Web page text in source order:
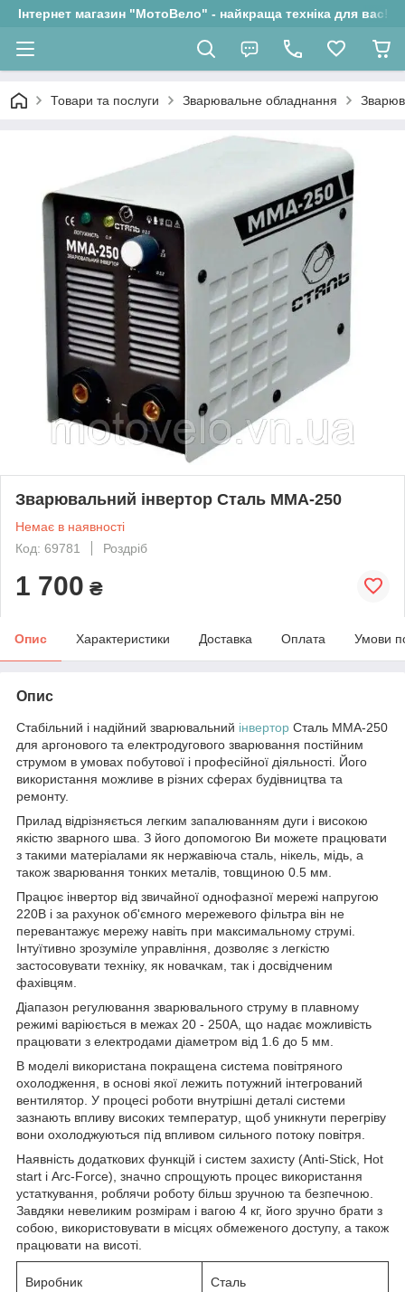
Інтернет магазин "МотоВело" - найкраща техніка для вас!
Товари та послуги Зварювальне обладнання
Зварювальний інвертор Сталь ММА-250
Немає в наявності
Код: 69781
Роздріб
1 700 ₴
Опис Характеристики Доставка Оплата Умови
Опис
Стабільний і надійний зварювальний інвертор Сталь ММА-250
для аргонового та електродугового зварювання постійним
струмом в умовах побутової і професійної діяльності. Його
використання можливе в різних сферах будівництва та
ремонту.
Прилад відрізняється легким запалюванням дуги і високою
якістю зварного шва. З його допомогою Ви можете працювати
з такими матеріалами як нержавіюча сталь, нікель, мідь, а
також зварювання тонких металів, товщиною 0.5 мм.
Працює інвертор від звичайної однофазної мережі напругою
220В і за рахунок об'ємного мережевого фільтра він не
перевантажує мережу навіть при максимальному струмі.
Інтуїтивно зрозуміле управління, дозволяє з легкістю
застосовувати техніку, як новачкам, так і досвідченим
фахівцям.
Діапазон регулювання зварювального струму в плавному
режимі варіюється в межах 20 - 250А, що надає можливість
працювати з електродами діаметром від 1.6 до 5 мм.
В моделі використана покращена система повітряного
охолодження, в основі якої лежить потужний інтегрований
вентилятор. У процесі роботи внутрішні деталі системи
зазнають впливу високих температур, щоб уникнути перегріву
вони охолоджуються під впливом сильного потоку повітря.
Наявність додаткових функцій і систем захисту (Anti-Stick, Hot
start і Arc-Force), значно спрощують процес використання
устаткування, роблячи роботу більш зручною та безпечною.
Завдяки невеликим розмірам і вагою 4 кг, його зручно брати з
собою, використовувати в місцях обмеженого доступу, а також
працювати на висоті.
Виробник Сталь